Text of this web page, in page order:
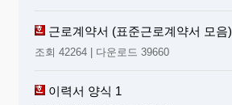
근로계약서 (표준근로계약서 모음)
조회 42264 | 다운로드 39660
이력서 양식 1